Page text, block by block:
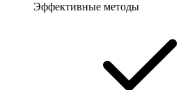
Эффективные методы